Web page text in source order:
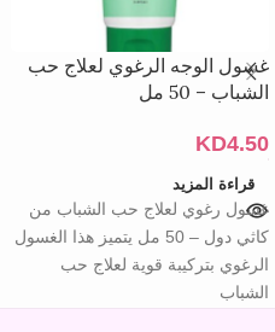
غسول الوجه الرغوي لعلاج حب
الشباب – 50 مل
KD4.50
قراءة المزيد
غسول رغوي لعلاج حب الشباب من
كاثي دول – 50 مل يتميز هذا الغسول
الرغوي بتركيبة قوية لعلاج حب
الشباب